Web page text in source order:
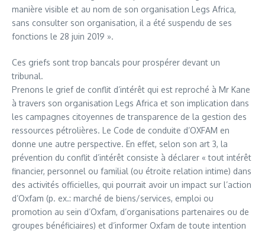
manière visible et au nom de son organisation Legs Africa,
sans consulter son organisation, il a été suspendu de ses
fonctions le 28 juin 2019 ».
Ces griefs sont trop bancals pour prospérer devant un
tribunal.
Prenons le grief de conflit d’intérêt qui est reproché à Mr Kane
à travers son organisation Legs Africa et son implication dans
les campagnes citoyennes de transparence de la gestion des
ressources pétrolières. Le Code de conduite d’OXFAM en
donne une autre perspective. En effet, selon son art 3, la
prévention du conflit d’intérêt consiste à déclarer « tout intérêt
financier, personnel ou familial (ou étroite relation intime) dans
des activités officielles, qui pourrait avoir un impact sur l’action
d’Oxfam (p. ex.: marché de biens/services, emploi ou
promotion au sein d’Oxfam, d’organisations partenaires ou de
groupes bénéficiaires) et d’informer Oxfam de toute intention